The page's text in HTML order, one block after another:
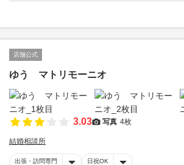
店舗公式
ゆう マトリモーニオ
3.03 写真 4枚
結婚相談所
出張・訪問専門 日祝OK